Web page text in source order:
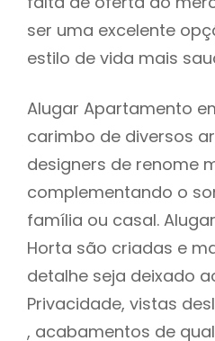
ser uma excelente
estilo de vida mais
Alugar Apartamento
carimbo de diversos
designers de renome
complementando o
família ou casal.
Horta são criadas e
detalhe seja deixado
Privacidade, vistas
, acabamentos de